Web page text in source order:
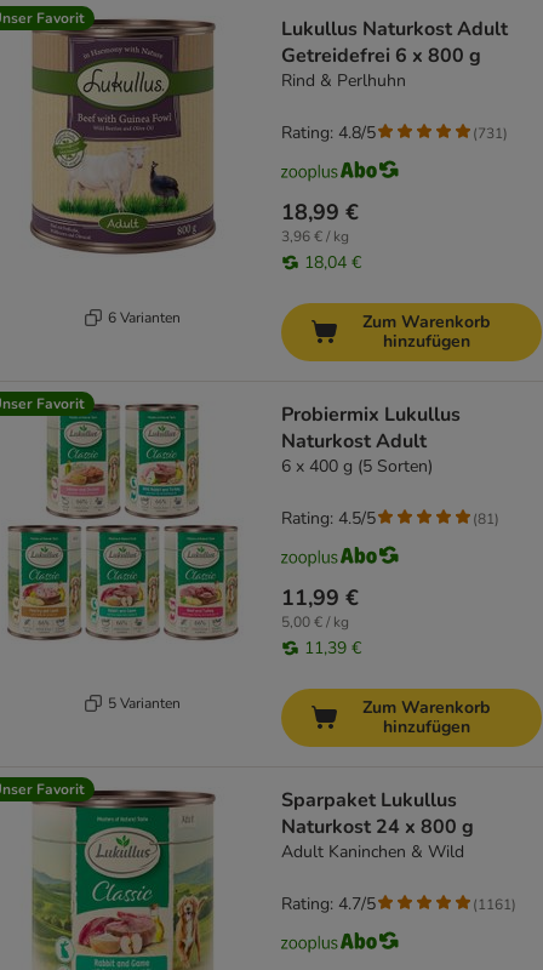
Favorit
6 Varianten
Lukullus Naturkost Adult
Getreidefrei 6 x 800 g
Rind & Perlhuhn
18,99 €
3,96 € / kg
18,04 €
Rating: 4.8/5 (731)
Zum Warenkorb
hinzufügen
Favorit
5 Varianten
Probiermix Lukullus
Naturkost Adult
6 x 400 g (5 Sorten)
11,99 €
5,00 € / kg
11,39 €
Rating: 4.5/5 (81)
Zum Warenkorb
hinzufügen
Favorit
Sparpaket Lukullus
Naturkost 24 x 800 g
Adult Kaninchen & Wild
Rating: 4.7/5 (1161)